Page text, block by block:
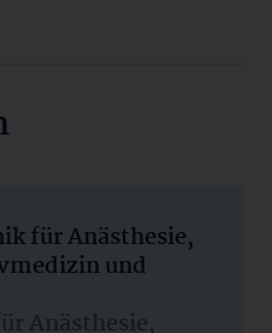
für Anästhesie,
und
Anästhesie,